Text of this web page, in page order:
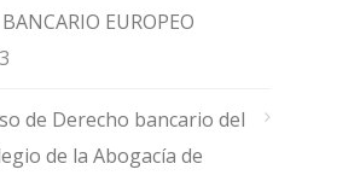
EUROPEO
de Derecho bancario del
de la Abogacía de